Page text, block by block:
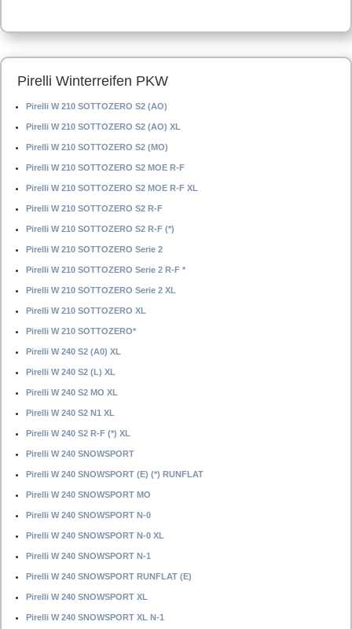
Pirelli Winterreifen PKW
Pirelli W 210 SOTTOZERO S2 (AO)
Pirelli W 210 SOTTOZERO S2 (AO) XL
Pirelli W 210 SOTTOZERO S2 (MO)
Pirelli W 210 SOTTOZERO S2 MOE R-F
Pirelli W 210 SOTTOZERO S2 MOE R-F XL
Pirelli W 210 SOTTOZERO S2 R-F
Pirelli W 210 SOTTOZERO S2 R-F (*)
Pirelli W 210 SOTTOZERO Serie 2
Pirelli W 210 SOTTOZERO Serie 2 R-F *
Pirelli W 210 SOTTOZERO Serie 2 XL
Pirelli W 210 SOTTOZERO XL
Pirelli W 210 SOTTOZERO*
Pirelli W 240 S2 (A0) XL
Pirelli W 240 S2 (L) XL
Pirelli W 240 S2 MO XL
Pirelli W 240 S2 N1 XL
Pirelli W 240 S2 R-F (*) XL
Pirelli W 240 SNOWSPORT
Pirelli W 240 SNOWSPORT (E) (*) RUNFLAT
Pirelli W 240 SNOWSPORT MO
Pirelli W 240 SNOWSPORT N-0
Pirelli W 240 SNOWSPORT N-0 XL
Pirelli W 240 SNOWSPORT N-1
Pirelli W 240 SNOWSPORT RUNFLAT (E)
Pirelli W 240 SNOWSPORT XL
Pirelli W 240 SNOWSPORT XL N-1